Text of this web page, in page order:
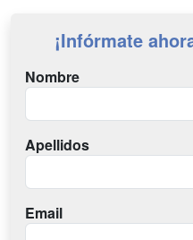
¡Infórmate
Nombre
Apellidos
Email